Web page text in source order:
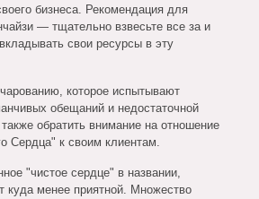
бизнеса. Рекомендация для
— тщательно взвесьте все за и
свои ресурсы в эту
которое испытывают
обещаний и недостаточной
обратить внимание на отношение
Сердца" к своим клиентам.
"чистое сердце" в названии,
куда менее приятной. Множество